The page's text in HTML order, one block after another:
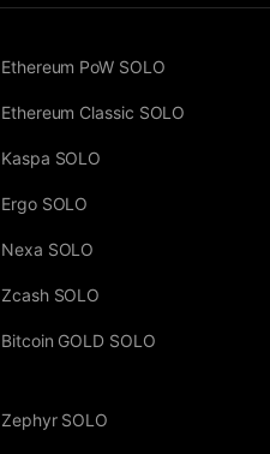
Ethereum PoW SOLO
Ethereum Classic SOLO
Kaspa SOLO
Ergo SOLO
Nexa SOLO
Zcash SOLO
Bitcoin GOLD SOLO
Zephyr SOLO